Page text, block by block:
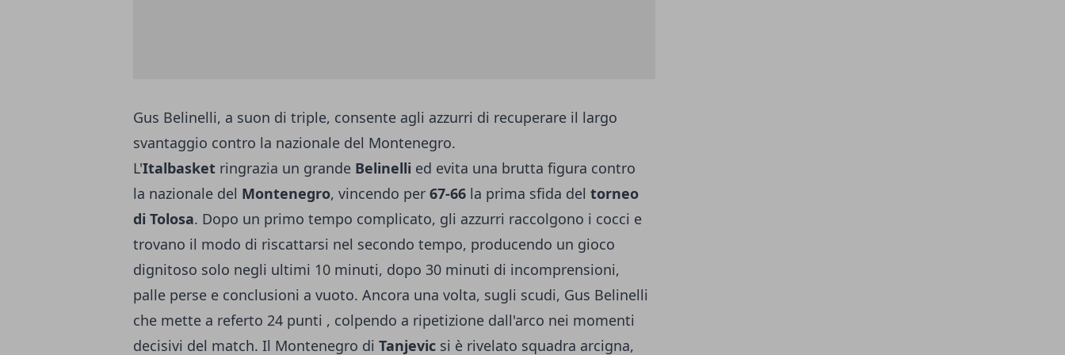
Gus Belinelli, a suon di triple, consente agli azzurri di recuperare il largo
svantaggio contro la nazionale del Montenegro.
L'Italbasket ringrazia un grande Belinelli ed evita una brutta figura contro
la nazionale del Montenegro, vincendo per 67-66 la prima sfida del torneo
di Tolosa. Dopo un primo tempo complicato, gli azzurri raccolgono i cocci e
trovano il modo di riscattarsi nel secondo tempo, producendo un gioco
dignitoso solo negli ultimi 10 minuti, dopo 30 minuti di incomprensioni,
palle perse e conclusioni a vuoto. Ancora una volta, sugli scudi, Gus Belinelli
che mette a referto 24 punti , colpendo a ripetizione dall'arco nei momenti
decisivi del match. Il Montenegro di Tanjevic si è rivelato squadra arcigna,